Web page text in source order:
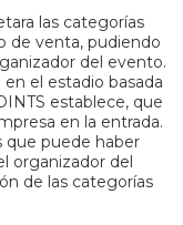
las categorías
de venta, pudiendo
del evento.
el estadio basada
establece, que
en la entrada.
que puede haber
organizador del
de las categorías